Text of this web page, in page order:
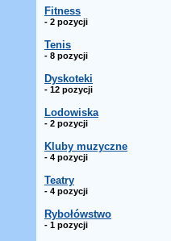
Fitness
- 2 pozycji
Tenis
- 8 pozycji
Dyskoteki
- 12 pozycji
Lodowiska
- 2 pozycji
Kluby muzyczne
- 4 pozycji
Teatry
- 4 pozycji
Rybołówstwo
- 1 pozycji